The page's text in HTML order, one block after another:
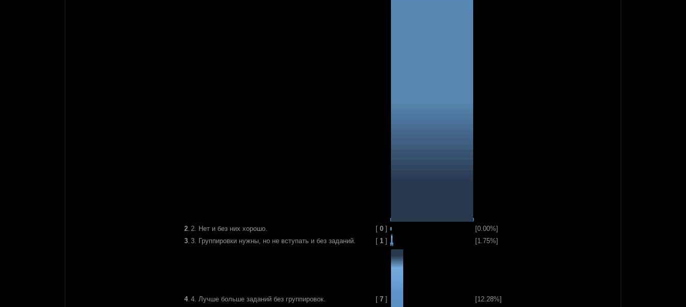
2. 2. Нет и без них хорошо. [ 0]
[0.00%]
3. 3. Группировки нужны, но не вступать и без заданий. [ 1] [1.75%]
4. 4. Лучше больше заданий без группировок. [ 7] [12.28%]